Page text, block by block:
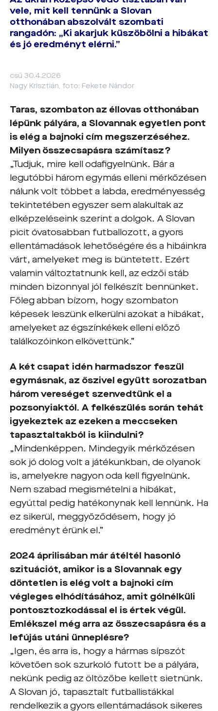
vele, mit kell tennünk a Slovan
otthonában abszolvált szombati
rangadón: „Ki akarjuk küszöbölni a hibákat
és jó eredményt elérni.”
csü 30.4.2026
Nagy Krisztián, foto: Fekete Nándor
Taras, szombaton az éllovas otthonában
lépünk pályára, a Slovannak egyetlen pont
is elég a bajnoki cím megszerzéséhez.
Milyen összecsapásra számítasz?
„Tudjuk, mire kell odafigyelnünk. Bár a
legutóbbi három egymás elleni mérkőzésen
nálunk volt többet a labda, eredményesség
tekintetében egyszer sem alakultak az
elképzeléseink szerint a dolgok. A Slovan
picit óvatosabban futballozott, a gyors
ellentámadások lehetőségére és a hibáinkra
várt, amelyeket meg is büntetett. Ezért
valamin változtatnunk kell, az edzői stáb
minden bizonnyal jól felkészít bennünket.
Főleg abban bízom, hogy szombaton
képesek leszünk elkerülni azokat a hibákat,
amelyeket az égszínkékek elleni előző
találkozóinkon elkövettünk.”
A két csapat idén harmadszor feszül
egymásnak, az őszivel együtt sorozatban
három vereséget szenvedtünk el a
pozsonyiaktól. A felkészülés során tehát
igyekeztek az ezeken a meccseken
tapasztaltakból is kiindulni?
„Mindenképpen. Mindegyik mérkőzésen
sok jó dolog volt a játékunkban, de olyanok
is, amelyekre nagyon oda kell figyelnünk.
Nem szabad megismételni a hibákat,
egyúttal pedig hatékonynak kell lennünk. Ha
ez sikerül, meggyőződésem, hogy jó
eredményt érünk el.”
2024 áprilisában már átéltél hasonló
szituációt, amikor is a Slovannak egy
döntetlen is elég volt a bajnoki cím
végleges elhódításához, amit gólnélküli
pontosztozkodással el is értek végül.
Emlékszel még arra az összecsapásra és a
lefújás utáni ünneplésre?
„Igen, és arra is, hogy a hármas sípszót
követően sok szurkoló futott be a pályára,
nekünk pedig az öltözőbe kellett sietnünk.
A Slovan jó, tapasztalt futballistákkal
rendelkezik a gyors ellentámadások sikeres